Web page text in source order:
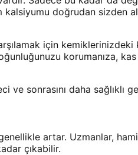
doğrudan sizden
için kemiklerinizdeki
korumanıza, kas
ve sonrasını daha sağlıklı
artar. Uzmanlar,
çıkabilir.